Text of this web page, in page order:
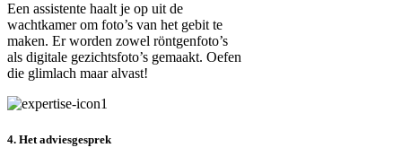
Een assistente haalt je op uit de
wachtkamer om foto’s van het gebit te
maken. Er worden zowel röntgenfoto’s
als digitale gezichtsfoto’s gemaakt. Oefen
die glimlach maar alvast!
4. Het adviesgesprek